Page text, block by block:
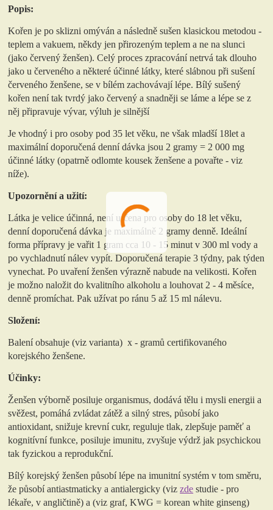
Popis:
Kořen je po sklizni omýván a následně sušen klasickou metodou -
teplem a vakuem, někdy jen přirozeným teplem a ne na slunci
(jako červený ženšen). Celý proces zpracování netrvá tak dlouho
jako u červeného a některé účinné látky, které slábnou při sušení
červeného ženšene, se v bílém zachovávají lépe. Bílý sušený
kořen není tak tvrdý jako červený a snadněji se láme a lépe se z
něj připravuje vývar, výluh je silnější
Je vhodný i pro osoby pod 35 let věku, ne však mladší 18let a
maximální doporučená denní dávka jsou 2 gramy = 2 000 mg
účinné látky (opatrně odlomte kousek ženšene a povařte - viz
níže).
Upozornění a užití:
Látka je velice účinná, není určena pro osoby do 18 let věku,
denní doporučená dávka je maximálně 2 gramy denně. Ideální
forma přípravy je vařit 1 gram cca 10 - 15 minut v 300 ml vody a
po vychladnutí nálev vypít. Doporučená terapie 3 týdny, pak týden
vynechat. Po uvaření ženšen výrazně nabude na velikosti. Kořen
je možno naložit do kvalitního alkoholu a louhovat 2 - 4 měsíce,
denně promíchat. Pak užívat po ránu 5 až 15 ml nálevu.
Složení:
Balení obsahuje (viz varianta) x - gramů certifikovaného
korejského ženšene.
Účinky:
Ženšen výborně posiluje organismus, dodává tělu i mysli energii a
svěžest, pomáhá zvládat zátěž a silný stres, působí jako
antioxidant, snižuje krevní cukr, reguluje tlak, zlepšuje paměť a
kognitívní funkce, posiluje imunitu, zvyšuje výdrž jak psychickou
tak fyzickou a reprodukční.
Bílý korejský ženšen působí lépe na imunitní systém v tom směru,
že působí antiastmaticky a antialergicky (vizzde studie - pro
lékaře, v angličtině) a (viz graf, KWG = korean white ginseng)